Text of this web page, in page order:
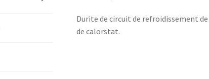
Durite de circuit de refroidissement
de calorstat.